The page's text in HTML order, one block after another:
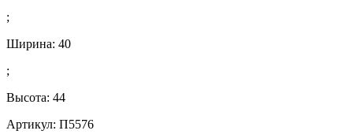
;
Ширина: 40
;
Высота: 44
Артикул: П5576